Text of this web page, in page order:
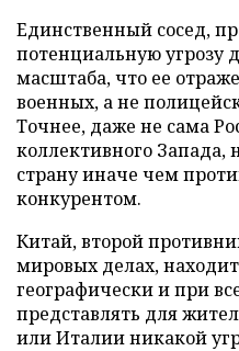
Единственный сосед,
потенциальную угрозу
масштаба, что ее
военных, а не
Точнее, даже не сама
коллективного
страну иначе чем
конкурентом.
Китай, второй
мировых делах,
географически и при
представлять для
или Италии никакой